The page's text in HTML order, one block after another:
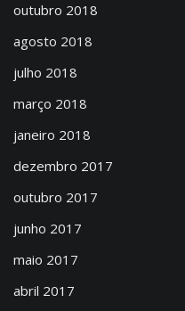
outubro 2018
agosto 2018
julho 2018
março 2018
janeiro 2018
dezembro 2017
outubro 2017
junho 2017
maio 2017
abril 2017